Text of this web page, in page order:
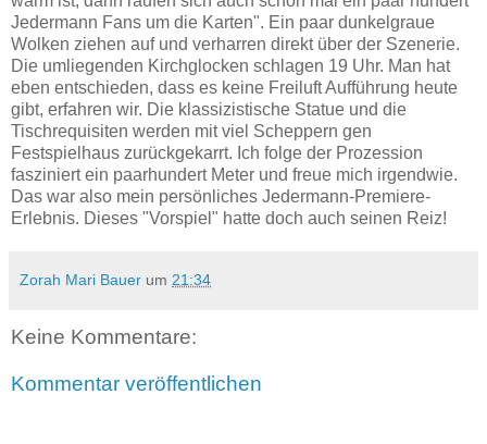
Jedermann Fans um die Karten". Ein paar dunkelgraue
Wolken ziehen auf und verharren direkt über der Szenerie.
Die umliegenden Kirchglocken schlagen 19 Uhr. Man hat
eben entschieden, dass es keine Freiluft Aufführung heute
gibt, erfahren wir. Die klassizistische Statue und die
Tischrequisiten werden mit viel Scheppern gen
Festspielhaus zurückgekarrt. Ich folge der Prozession
fasziniert ein paarhundert Meter und freue mich irgendwie.
Das war also mein persönliches Jedermann-Premiere-
Erlebnis. Dieses "Vorspiel" hatte doch auch seinen Reiz!
Zorah Mari Bauer um 21:34
Keine Kommentare:
Kommentar veröffentlichen